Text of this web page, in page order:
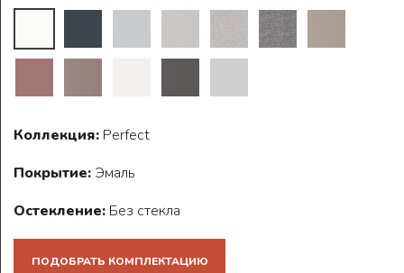
Коллекция: Perfect
Покрытие: Эмаль
Остекление: Без стекла
ПОДОБРАТЬ КОМПЛЕКТАЦИЮ